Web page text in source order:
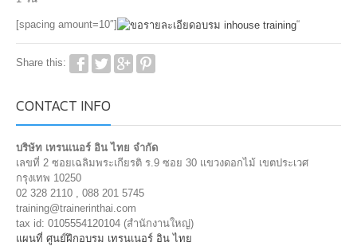
[spacing amount=10″] “
Share this:
CONTACT INFO
บริษัท เทรนเนอร์ อิน ไทย จำกัด
เลขที่ 2 ซอยเฉลิมพระเกียรติ ร.9 ซอย 30 แขวงดอกไม้ เขตประเวศ
กรุงเทพ 10250
02 328 2110 , 088 201 5745
training@trainerinthai.com
tax id: 0105554120104 (สำนักงานใหญ่)
แผนที่ ศูนย์ฝึกอบรม เทรนเนอร์ อิน ไทย